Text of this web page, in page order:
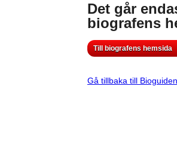
Det går
biografens
Till biografens hemsida
Gå tillbaka till Bioguiden